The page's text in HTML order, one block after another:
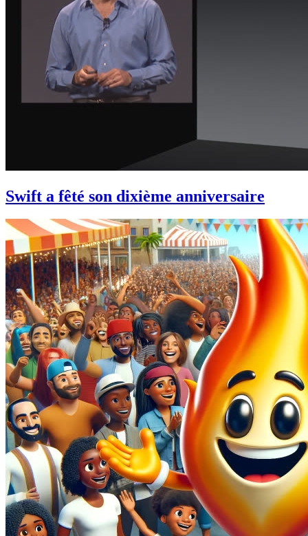
Swift a fêté son dixième anniversaire